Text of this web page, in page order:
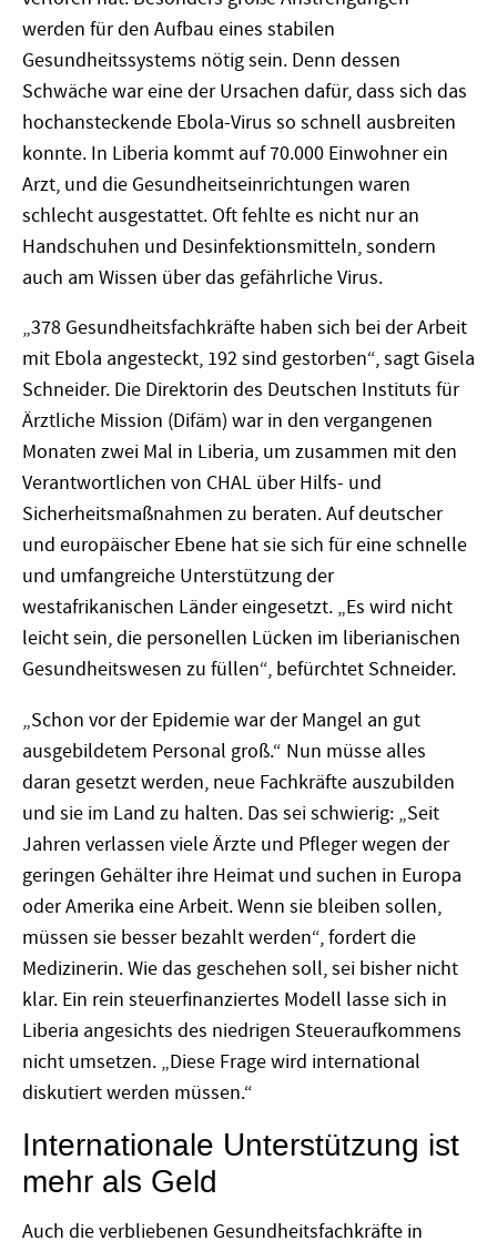
werden für den Aufbau eines stabilen
Gesundheitssystems nötig sein. Denn dessen
Schwäche war eine der Ursachen dafür, dass sich das
hochansteckende Ebola-Virus so schnell ausbreiten
konnte. In Liberia kommt auf 70.000 Einwohner ein
Arzt, und die Gesundheitseinrichtungen waren
schlecht ausgestattet. Oft fehlte es nicht nur an
Handschuhen und Desinfektionsmitteln, sondern
auch am Wissen über das gefährliche Virus.
„378 Gesundheitsfachkräfte haben sich bei der Arbeit
mit Ebola angesteckt, 192 sind gestorben“, sagt Gisela
Schneider. Die Direktorin des Deutschen Instituts für
Ärztliche Mission (Difäm) war in den vergangenen
Monaten zwei Mal in Liberia, um zusammen mit den
Verantwortlichen von CHAL über Hilfs- und
Sicherheitsmaßnahmen zu beraten. Auf deutscher
und europäischer Ebene hat sie sich für eine schnelle
und umfangreiche Unterstützung der
westafrikanischen Länder eingesetzt. „Es wird nicht
leicht sein, die personellen Lücken im liberianischen
Gesundheitswesen zu füllen“, befürchtet Schneider.
„Schon vor der Epidemie war der Mangel an gut
ausgebildetem Personal groß.“ Nun müsse alles
daran gesetzt werden, neue Fachkräfte auszubilden
und sie im Land zu halten. Das sei schwierig: „Seit
Jahren verlassen viele Ärzte und Pfleger wegen der
geringen Gehälter ihre Heimat und suchen in Europa
oder Amerika eine Arbeit. Wenn sie bleiben sollen,
müssen sie besser bezahlt werden“, fordert die
Medizinerin. Wie das geschehen soll, sei bisher nicht
klar. Ein rein steuerfinanziertes Modell lasse sich in
Liberia angesichts des niedrigen Steueraufkommens
nicht umsetzen. „Diese Frage wird international
diskutiert werden müssen.“
Internationale Unterstützung ist
mehr als Geld
Auch die verbliebenen Gesundheitsfachkräfte in